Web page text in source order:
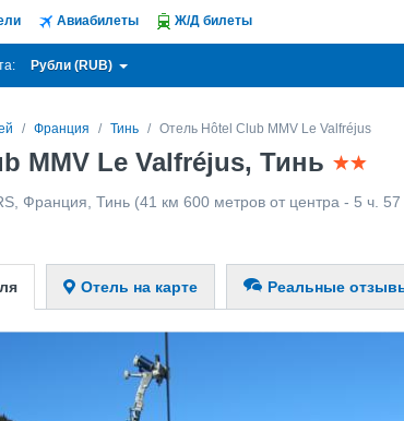
Авиабилеты Ж/Д билеты
Рубли (RUB)
Франция Тинь Отель Hôtel Club MMV Le Valfréjus
MMV Le Valfréjus, Тинь
Франция Тинь (41 км 600 метров от центра - 5 ч.
Отель на карте Реальные